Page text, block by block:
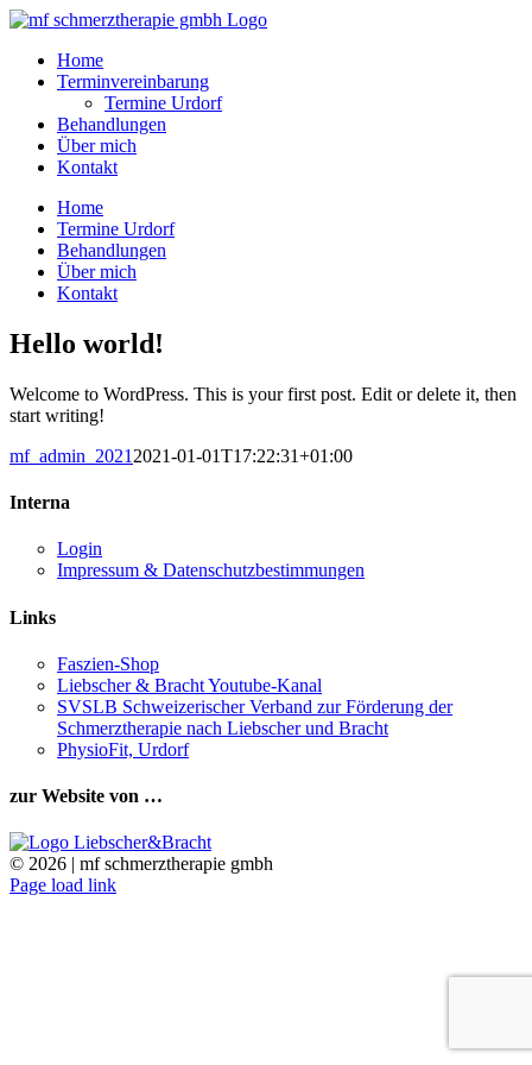
Skip
contentHome
Terminvereinbarung
Termine Urdorf
Behandlungen
Über mich
Kontakt
Home
Termine Urdorf
Behandlungen
Über mich
Kontakt
Hello world!
Welcome to WordPress. This is your first post. Edit or delete it, then
start writing!
mf_admin_2021 2021-01-01T17:22:31+01:00
Interna
Login
Impressum & Datenschutzbestimmungen
Links
Faszien-Shop
Liebscher & Bracht Youtube-Kanal
SVSLB Schweizerischer Verband zur Förderung der
Schmerztherapie nach Liebscher und Bracht
PhysioFit, Urdorf
zur Website von …
© 2026 | mf schmerztherapie gmbh
Facebook
X
Instagram
Pinterest
Page load link